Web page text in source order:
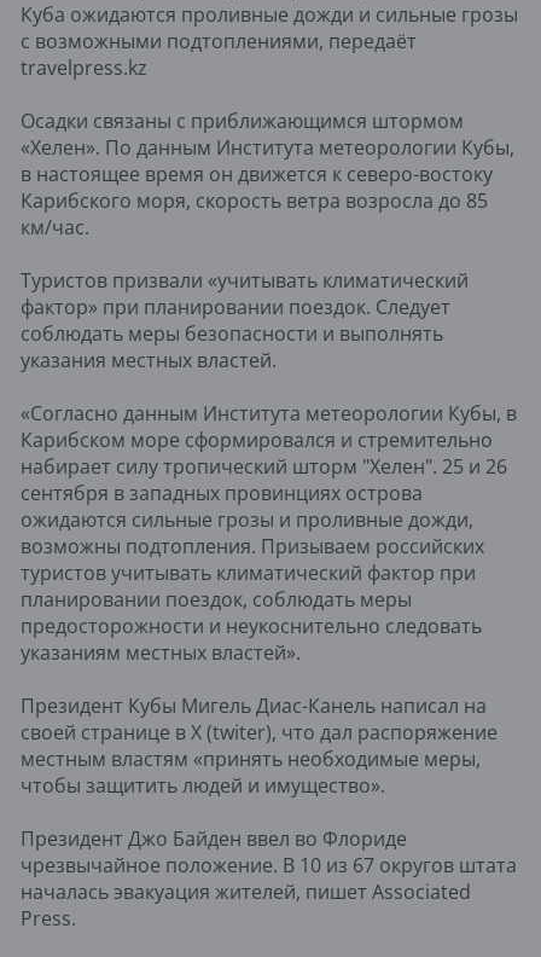
Куба ожидаются проливные дожди и сильные грозы
с возможными подтоплениями, передаёт
travelpress.kz
Осадки связаны с приближающимся штормом
«Хелен». По данным Института метеорологии Кубы,
в настоящее время он движется к северо-востоку
Карибского моря, скорость ветра возросла до 85
км/час.
Туристов призвали «учитывать климатический
фактор» при планировании поездок. Следует
соблюдать меры безопасности и выполнять
указания местных властей.
«Согласно данным Института метеорологии Кубы, в
Карибском море сформировался и стремительно
набирает силу тропический шторм "Хелен". 25 и 26
сентября в западных провинциях острова
ожидаются сильные грозы и проливные дожди,
возможны подтопления. Призываем российских
туристов учитывать климатический фактор при
планировании поездок, соблюдать меры
предосторожности и неукоснительно следовать
указаниям местных властей».
Президент Кубы Мигель Диас-Канель написал на
своей странице в X (twiter), что дал распоряжение
местным властям «принять необходимые меры,
чтобы защитить людей и имущество».
Президент Джо Байден ввел во Флориде
чрезвычайное положение. В 10 из 67 округов штата
началась эвакуация жителей, пишет Associated
Press.